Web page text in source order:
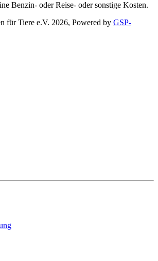
Benzin- oder Reise- oder sonstige Kosten.
für Tiere e.V. 2026, Powered by GSP-